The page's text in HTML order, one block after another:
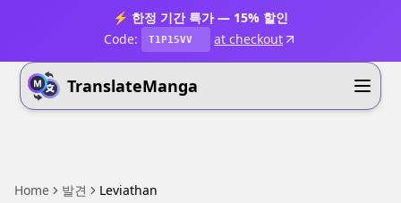
⚡ 한정 기간 특가 — 15% 할인
Code:
T1P15VV at checkout
TranslateManga
Home 발견 Leviathan